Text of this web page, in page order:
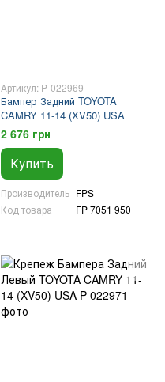
Артикул: P-022969
Бампер Задний TOYOTA
CAMRY 11-14 (XV50) USA
2 676 грн
Купить
Производитель FPS
Код товара
FP 7051 950